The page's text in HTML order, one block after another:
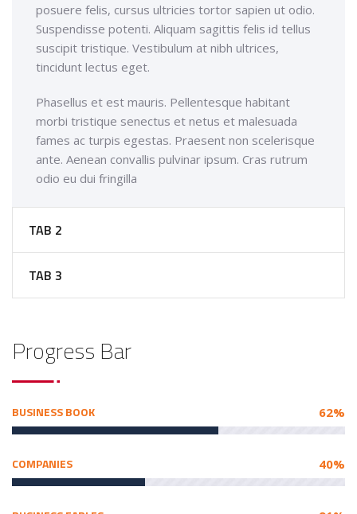
posuere felis, cursus ultricies tortor sapien ut odio.
Suspendisse potenti. Aliquam sagittis felis id tellus
suscipit tristique. Vestibulum at nibh ultrices,
tincidunt lectus eget.
Phasellus et est mauris. Pellentesque habitant
morbi tristique senectus et netus et malesuada
fames ac turpis egestas. Praesent non scelerisque
ante. Aenean convallis pulvinar ipsum. Cras rutrum
odio eu dui fringilla
TAB 2
TAB 3
Progress Bar
BUSINESS BOOK 62%
COMPANIES 40%